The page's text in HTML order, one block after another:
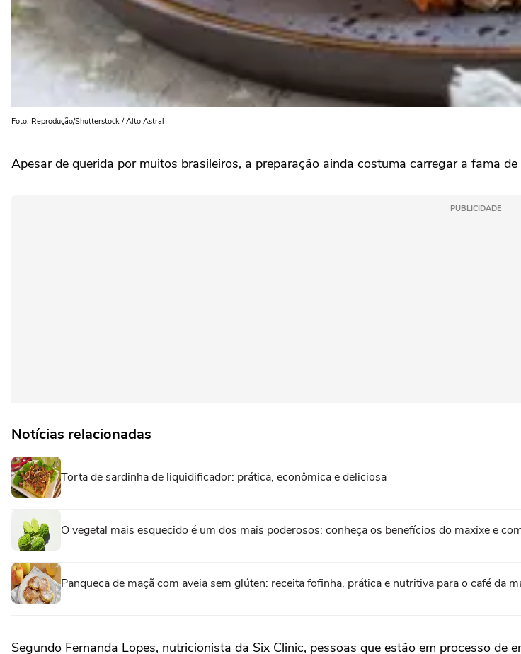
Foto: Reprodução/Shutterstock / Alto Astral
Apesar de querida por muitos brasileiros, a preparação ainda costuma carregar a fama
PUBLICIDADE
Notícias relacionadas
Torta de sardinha de liquidificador: prática, econômica e deliciosa
O vegetal mais esquecido é um dos mais poderosos: conheça os benefícios do maxixe e
Panqueca de maçã com aveia sem glúten: receita fofinha, prática e nutritiva para o café da
Segundo Fernanda Lopes, nutricionista da Six Clinic, pessoas que estão em processo